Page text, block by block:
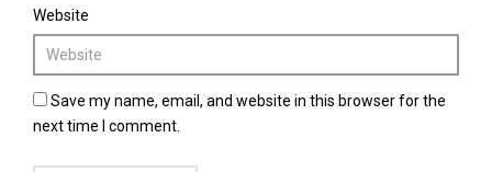
Website
Save my name, email, and website in this browser for the
next time I comment.